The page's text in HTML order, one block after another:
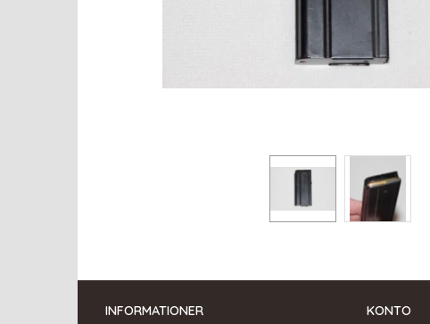
INFORMATIONER KONTO